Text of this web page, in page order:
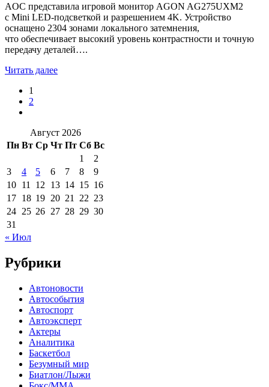
AOC представила игровой монитор AGON AG275UXM2
с Mini LED-подсветкой и разрешением 4K. Устройство
оснащено 2304 зонами локального затемнения,
что обеспечивает высокий уровень контрастности и точную
передачу деталей….
Читать далее
1
2
Август 2026
Пн Вт Ср Чт Пт Сб Вс
1
2
3
4 5 6 7 8
9
10 11 12 13 14 15 16
17 18 19 20 21 22 23
24 25 26 27 28 29 30
31
« Июл
Рубрики
Автоновости
Автособытия
Автоспорт
Автоэксперт
Актеры
Аналитика
Баскетбол
Безумный мир
Биатлон/Лыжи